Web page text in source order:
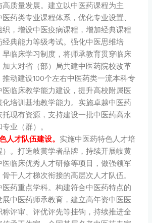
质量发展。建立以中医药课程为主
药类专业课程体系，优化专业设置、
，增设中医疫病课程，增加经典课程
经典能力等级考试。强化中医思维培
早临床学习制度，将师承教育贯穿临床
加大对省（部）局共建中医药院校改革
动建设100个左右中医药类一流本科专
临床教学能力建设，提升高校附属医
化培训基地教学能力。实施卓越中医药
现有资源，支持建设一批中医药高水
业（群）。
人才队伍建设。 实施中医药特色人才培
。打造岐黄学者品牌，持续开展岐黄
临床优秀人才研修等项目，做强领军
干人才梯次衔接的高层次人才队伍。
药重点学科。构建符合中医药特点的
展中医药师承教育，建立高年资中医医
评审、评优评先等挂钩，持续推进全